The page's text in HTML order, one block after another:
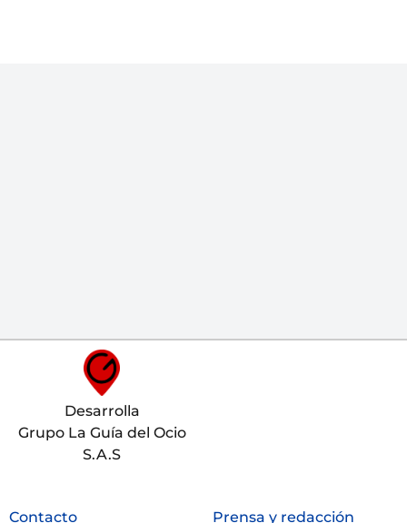
Desarrolla
Grupo La Guía del Ocio
S.A.S
Contacto Prensa y redacción